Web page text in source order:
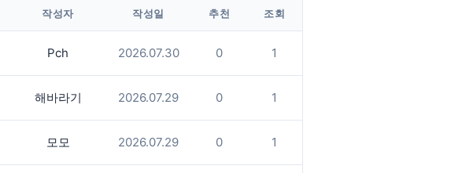
작성자 작성일 추천 조회
Pch 2026.07.30 0 1
해바라기 2026.07.29 0 1
모모 2026.07.29 0 1